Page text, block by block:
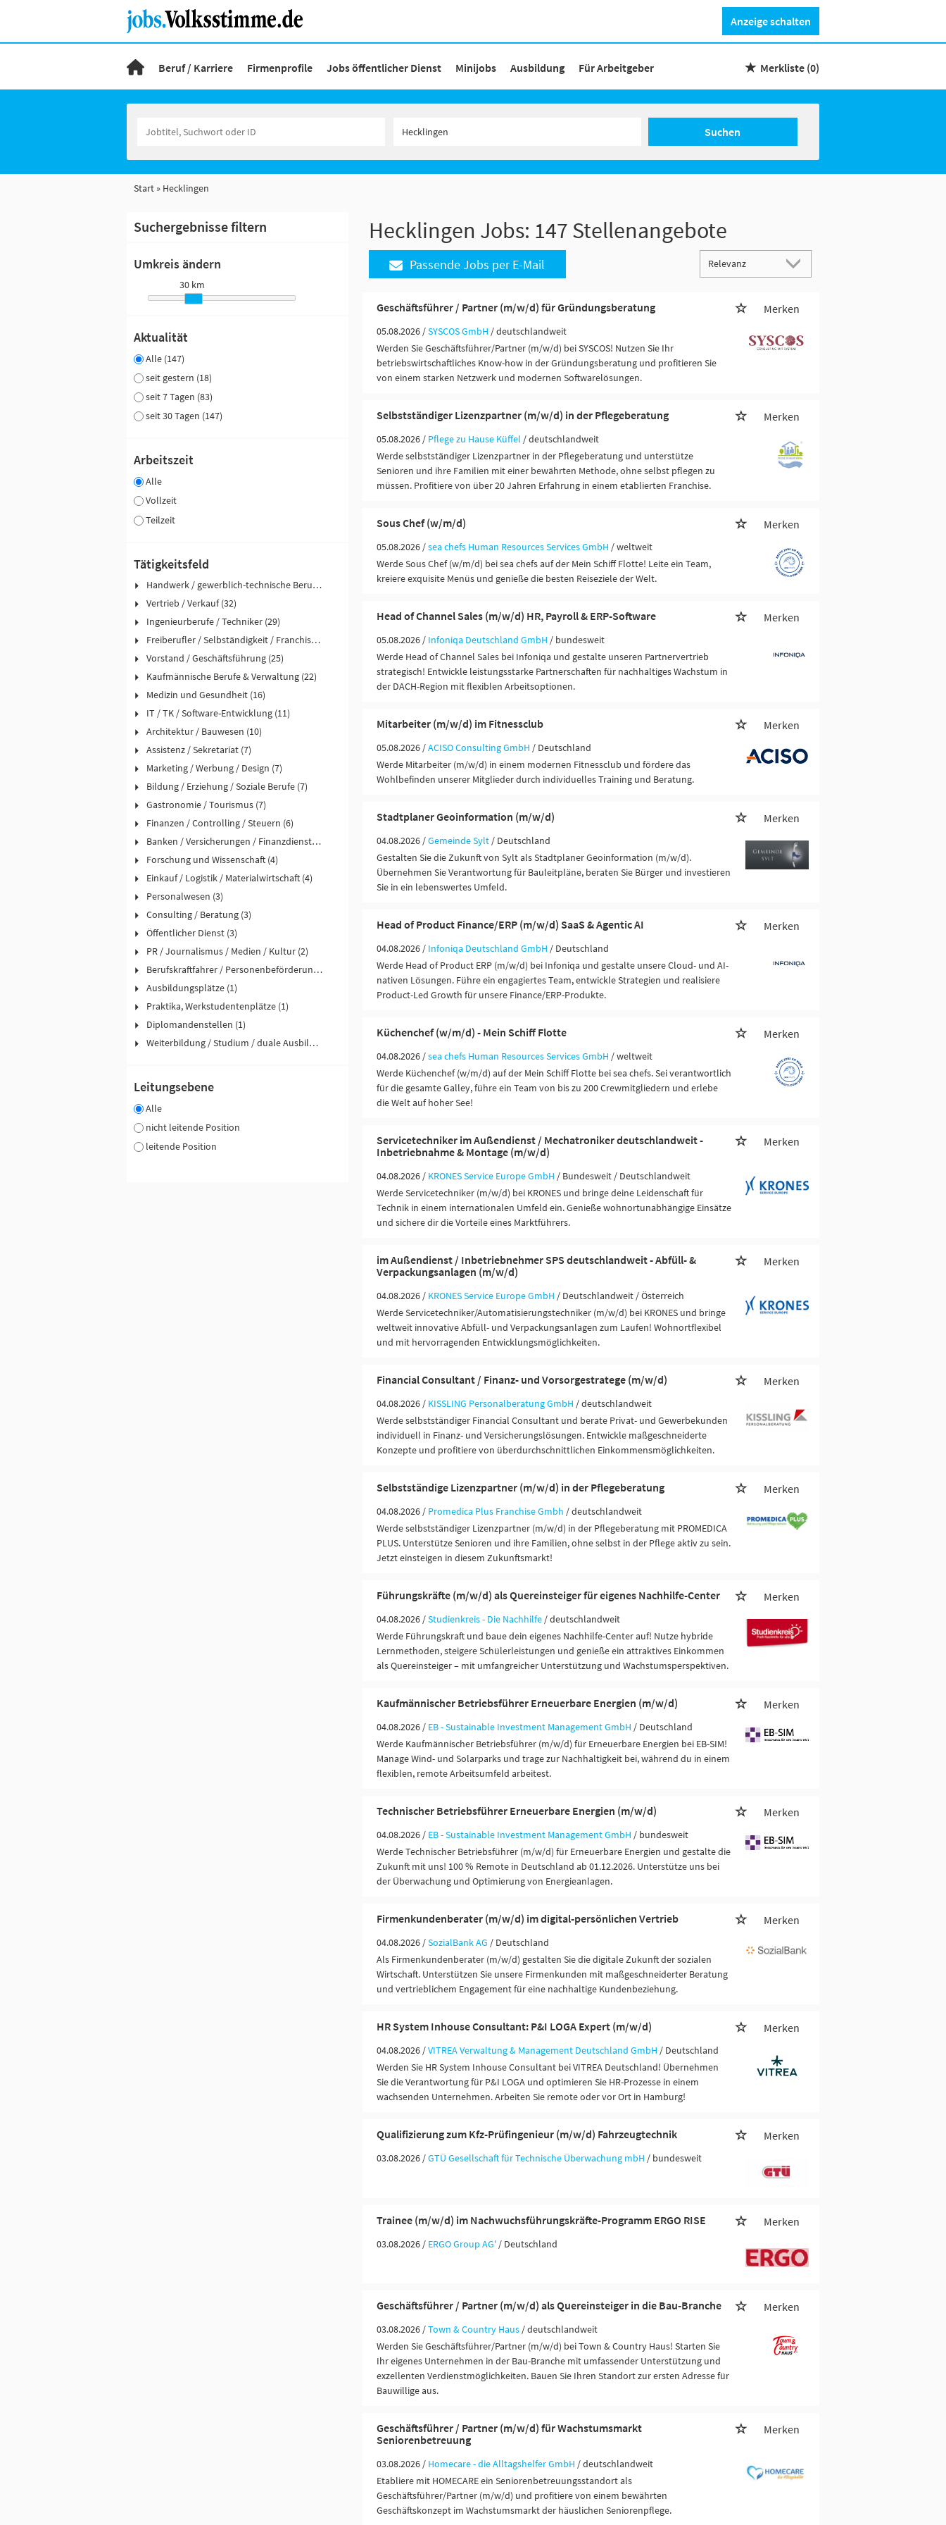
Anzeige schalten
Beruf / Karriere Firmenprofile Jobs öffentlicher Dienst Minijobs Ausbildung Für Arbeitgeber Merkliste (0)
Suchen
Start Hecklingen
Suchergebnisse filtern
Umkreis ändern
30 km
Aktualität
Alle (147)
seit gestern (18)
seit 7 Tagen (83)
seit 30 Tagen (147)
Arbeitszeit
Alle
Vollzeit
Teilzeit
Tätigkeitsfeld
Handwerk / gewerblich-technische Berufe (42)
Vertrieb / Verkauf (32)
Ingenieurberufe / Techniker (29)
Freiberufler / Selbständigkeit / Franchise (27)
Vorstand / Geschäftsführung (25)
Kaufmännische Berufe & Verwaltung (22)
Medizin und Gesundheit (16)
IT / TK / Software-Entwicklung (11)
Architektur / Bauwesen (10)
Assistenz / Sekretariat (7)
Marketing / Werbung / Design (7)
Bildung / Erziehung / Soziale Berufe (7)
Gastronomie / Tourismus (7)
Finanzen / Controlling / Steuern (6)
Banken / Versicherungen / Finanzdienstleister (6)
Forschung und Wissenschaft (4)
Einkauf / Logistik / Materialwirtschaft (4)
Personalwesen (3)
Consulting / Beratung (3)
Öffentlicher Dienst (3)
PR / Journalismus / Medien / Kultur (2)
Berufskraftfahrer / Personenbeförderung (Land, Wasser, Luft) (2)
Ausbildungsplätze (1)
Praktika, Werkstudentenplätze (1)
Diplomandenstellen (1)
Weiterbildung / Studium / duale Ausbildung (1)
Leitungsebene
Alle
nicht leitende Position
leitende Position
Hecklingen Jobs: 147 Stellenangebote
Passende Jobs per E-Mail
Geschäftsführer / Partner (m/w/d) für Gründungsberatung Merken
05.08.2026 /SYSCOS GmbH / deutschlandweit
Werden Sie Geschäftsführer/Partner (m/w/d) bei SYSCOS! Nutzen Sie Ihr
betriebswirtschaftliches Know-how in der Gründungsberatung und profitieren Sie
von einem starken Netzwerk und modernen Softwarelösungen.
Selbstständiger Lizenzpartner (m/w/d) in der Pflegeberatung Merken
05.08.2026 / Pflege zu Hause Küffel / deutschlandweit
Werde selbstständiger Lizenzpartner in der Pflegeberatung und unterstütze
Senioren und ihre Familien mit einer bewährten Methode, ohne selbst pflegen zu
müssen. Profitiere von über 20 Jahren Erfahrung in einem etablierten Franchise.
Sous Chef (w/m/d) Merken
05.08.2026 /sea chefs Human Resources Services GmbH / weltweit
Werde Sous Chef (w/m/d) bei sea chefs auf der Mein Schiff Flotte! Leite ein Team,
kreiere exquisite Menüs und genieße die besten Reiseziele der Welt.
Head of Channel Sales (m/w/d) HR, Payroll & ERP-Software Merken
05.08.2026 / Infoniqa Deutschland GmbH / bundesweit
Werde Head of Channel Sales bei Infoniqa und gestalte unseren Partnervertrieb
strategisch! Entwickle leistungsstarke Partnerschaften für nachhaltiges Wachstum in
der DACH-Region mit flexiblen Arbeitsoptionen.
Mitarbeiter (m/w/d) im Fitnessclub Merken
05.08.2026 /ACISO Consulting GmbH / Deutschland
Werde Mitarbeiter (m/w/d) in einem modernen Fitnessclub und fördere das
Wohlbefinden unserer Mitglieder durch individuelles Training und Beratung.
Stadtplaner Geoinformation (m/w/d) Merken
04.08.2026 /Gemeinde Sylt / Deutschland
Gestalten Sie die Zukunft von Sylt als Stadtplaner Geoinformation (m/w/d).
Übernehmen Sie Verantwortung für Bauleitpläne, beraten Sie Bürger und investieren
Sie in ein lebenswertes Umfeld.
Head of Product Finance/ERP (m/w/d) SaaS & Agentic AI Merken
04.08.2026 / Infoniqa Deutschland GmbH / Deutschland
Werde Head of Product ERP (m/w/d) bei Infoniqa und gestalte unsere Cloud- und AI-
nativen Lösungen. Führe ein engagiertes Team, entwickle Strategien und realisiere
Product-Led Growth für unsere Finance/ERP-Produkte.
Küchenchef (w/m/d) - Mein Schiff Flotte Merken
04.08.2026 /sea chefs Human Resources Services GmbH / weltweit
Werde Küchenchef (w/m/d) auf der Mein Schiff Flotte bei sea chefs. Sei verantwortlich
für die gesamte Galley, führe ein Team von bis zu 200 Crewmitgliedern und erlebe
die Welt auf hoher See!
Servicetechniker im Außendienst / Mechatroniker deutschlandweit -
Inbetriebnahme & Montage (m/w/d)
Merken
04.08.2026 / KRONES Service Europe GmbH / Bundesweit / Deutschlandweit
Werde Servicetechniker (m/w/d) bei KRONES und bringe deine Leidenschaft für
Technik in einem internationalen Umfeld ein. Genieße wohnortunabhängige Einsätze
und sichere dir die Vorteile eines Marktführers.
im Außendienst / Inbetriebnehmer SPS deutschlandweit - Abfüll- &
Verpackungsanlagen (m/w/d)
Merken
04.08.2026 / KRONES Service Europe GmbH / Deutschlandweit / Österreich
Werde Servicetechniker/Automatisierungstechniker (m/w/d) bei KRONES und bringe
weltweit innovative Abfüll- und Verpackungsanlagen zum Laufen! Wohnortflexibel
und mit hervorragenden Entwicklungsmöglichkeiten.
Financial Consultant / Finanz- und Vorsorgestratege (m/w/d) Merken
04.08.2026 / KISSLING Personalberatung GmbH / deutschlandweit
Werde selbstständiger Financial Consultant und berate Privat- und Gewerbekunden
individuell in Finanz- und Versicherungslösungen. Entwickle maßgeschneiderte
Konzepte und profitiere von überdurchschnittlichen Einkommensmöglichkeiten.
Selbstständige Lizenzpartner (m/w/d) in der Pflegeberatung Merken
04.08.2026 / Promedica Plus Franchise Gmbh / deutschlandweit
Werde selbstständiger Lizenzpartner (m/w/d) in der Pflegeberatung mit PROMEDICA
PLUS. Unterstütze Senioren und ihre Familien, ohne selbst in der Pflege aktiv zu sein.
Jetzt einsteigen in diesem Zukunftsmarkt!
Führungskräfte (m/w/d) als Quereinsteiger für eigenes Nachhilfe-Center Merken
04.08.2026 /Studienkreis - Die Nachhilfe / deutschlandweit
Werde Führungskraft und baue dein eigenes Nachhilfe-Center auf! Nutze hybride
Lernmethoden, steigere Schülerleistungen und genieße ein attraktives Einkommen
als Quereinsteiger – mit umfangreicher Unterstützung und Wachstumsperspektiven.
Kaufmännischer Betriebsführer Erneuerbare Energien (m/w/d) Merken
04.08.2026 / EB - Sustainable Investment Management GmbH / Deutschland
Werde Kaufmännischer Betriebsführer (m/w/d) für Erneuerbare Energien bei EB-SIM!
Manage Wind- und Solarparks und trage zur Nachhaltigkeit bei, während du in einem
flexiblen, remote Arbeitsumfeld arbeitest.
Technischer Betriebsführer Erneuerbare Energien (m/w/d) Merken
04.08.2026 / EB - Sustainable Investment Management GmbH / bundesweit
Werde Technischer Betriebsführer (m/w/d) für Erneuerbare Energien und gestalte die
Zukunft mit uns! 100 % Remote in Deutschland ab 01.12.2026. Unterstütze uns bei
der Überwachung und Optimierung von Energieanlagen.
Firmenkundenberater (m/w/d) im digital-persönlichen Vertrieb Merken
04.08.2026 /SozialBank AG / Deutschland
Als Firmenkundenberater (m/w/d) gestalten Sie die digitale Zukunft der sozialen
Wirtschaft. Unterstützen Sie unsere Firmenkunden mit maßgeschneiderter Beratung
und vertrieblichem Engagement für eine nachhaltige Kundenbeziehung.
HR System Inhouse Consultant: P&I LOGA Expert (m/w/d) Merken
04.08.2026 /VITREA Verwaltung & Management Deutschland GmbH / Deutschland
Werden Sie HR System Inhouse Consultant bei VITREA Deutschland! Übernehmen
Sie die Verantwortung für P&I LOGA und optimieren Sie HR-Prozesse in einem
wachsenden Unternehmen. Arbeiten Sie remote oder vor Ort in Hamburg!
Qualifizierung zum Kfz-Prüfingenieur (m/w/d) Fahrzeugtechnik Merken
03.08.2026 /GTÜ Gesellschaft für Technische Überwachung mbH / bundesweit
Trainee (m/w/d) im Nachwuchsführungskräfte-Programm ERGO RISE Merken
03.08.2026 / ERGO Group AG' / Deutschland
Geschäftsführer / Partner (m/w/d) als Quereinsteiger in die Bau-Branche Merken
03.08.2026 /Town & Country Haus / deutschlandweit
Werden Sie Geschäftsführer/Partner (m/w/d) bei Town & Country Haus! Starten Sie
Ihr eigenes Unternehmen in der Bau-Branche mit umfassender Unterstützung und
exzellenten Verdienstmöglichkeiten. Bauen Sie Ihren Standort zur ersten Adresse für
Bauwillige aus.
Geschäftsführer / Partner (m/w/d) für Wachstumsmarkt
Seniorenbetreuung
Merken
03.08.2026 / Homecare - die Alltagshelfer GmbH / deutschlandweit
Etabliere mit HOMECARE ein Seniorenbetreuungsstandort als
Geschäftsführer/Partner (m/w/d) und profitiere von einem bewährten
Geschäftskonzept im Wachstumsmarkt der häuslichen Seniorenpflege.